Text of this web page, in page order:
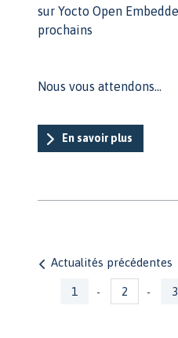
sur Yocto Open
prochains
Nous vous attendons...
En savoir plus
Actualités précédentes
1 - 2 - 3